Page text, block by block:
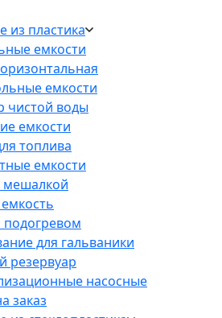
из пластика
емкости
емкости
чистой воды
емкости
топлива
емкости
мешалкой
подогревом
для гальваники
резервуар
насосные
заказ